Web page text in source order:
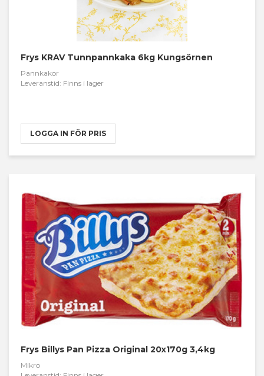
Frys KRAV Tunnpannkaka 6kg Kungsörnen
Pannkakor
Leveranstid: Finns i lager
LOGGA IN FÖR PRIS
Frys Billys Pan Pizza Original 20x170g 3,4kg
Mikro